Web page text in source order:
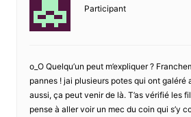
Participant
o_O Quelqu’un peut m’expliquer ?
pannes ! jai plusieurs potes qui ont galéré
aussi, ça peut venir de là. T’as vérifié les
pense à aller voir un mec du coin qui s’y